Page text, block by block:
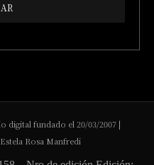
digital fundado el 20/03/2007 |
Rosa Manfredi